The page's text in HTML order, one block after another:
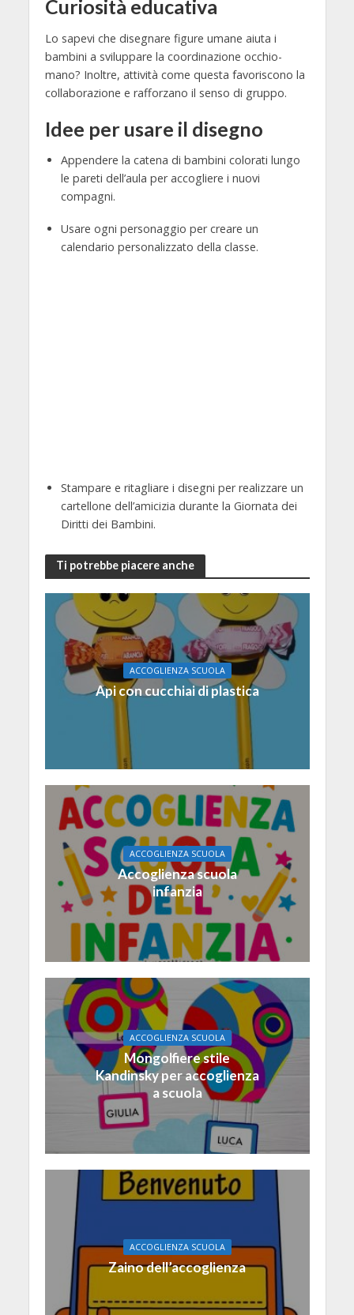
Curiosità educativa
Lo sapevi che disegnare figure umane aiuta i
bambini a sviluppare la coordinazione occhio-
mano? Inoltre, attività come questa favoriscono la
collaborazione e rafforzano il senso di gruppo.
Idee per usare il disegno
Appendere la catena di bambini colorati lungo
le pareti dell’aula per accogliere i nuovi
compagni.
Usare ogni personaggio per creare un
calendario personalizzato della classe.
Stampare e ritagliare i disegni per realizzare un
cartellone dell’amicizia durante la Giornata dei
Diritti dei Bambini.
Ti potrebbe piacere anche
ACCOGLIENZA SCUOLA
Api con cucchiai di plastica
ACCOGLIENZA SCUOLA
Accoglienza scuola
infanzia
ACCOGLIENZA SCUOLA
Mongolfiere stile
Kandinsky per accoglienza
a scuola
ACCOGLIENZA SCUOLA
Zaino dell’accoglienza